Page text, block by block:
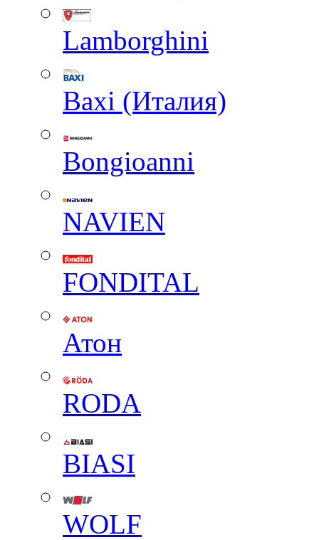
Lamborghini
Baxi (Италия)
Вongioanni
NAVIEN
FONDITAL
Атон
RODA
BIASI
WOLF